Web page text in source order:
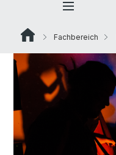
Fachbereich